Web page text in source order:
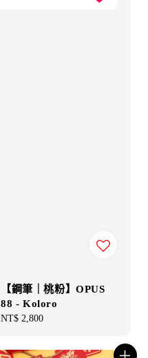
【鋼筆｜桃粉】OPUS
88 - Koloro
Regular
NT$ 2,800